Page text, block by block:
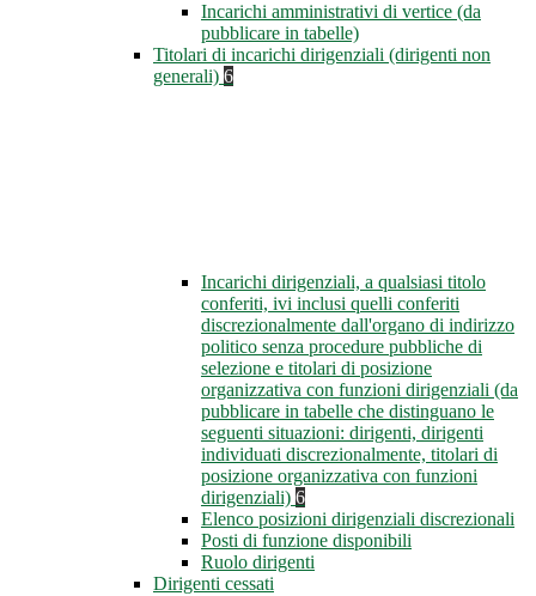
Incarichi amministrativi di vertice (da
pubblicare in tabelle)
Titolari di incarichi dirigenziali (dirigenti non
generali) 6
Incarichi dirigenziali, a qualsiasi titolo
conferiti, ivi inclusi quelli conferiti
discrezionalmente dall'organo di indirizzo
politico senza procedure pubbliche di
selezione e titolari di posizione
organizzativa con funzioni dirigenziali (da
pubblicare in tabelle che distinguano le
seguenti situazioni: dirigenti, dirigenti
individuati discrezionalmente, titolari di
posizione organizzativa con funzioni
dirigenziali) 6
Elenco posizioni dirigenziali discrezionali
Posti di funzione disponibili
Ruolo dirigenti
Dirigenti cessati